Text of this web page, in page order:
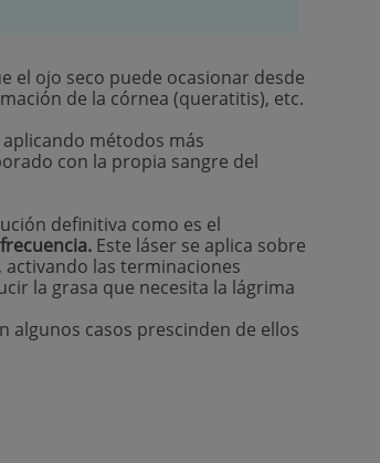
el ojo seco puede ocasionar desde
de la córnea (queratitis), etc.
métodos más
con la propia sangre del
definitiva como es el
Este láser se aplica sobre
las terminaciones
la grasa que necesita la lágrima
algunos casos prescinden de ellos